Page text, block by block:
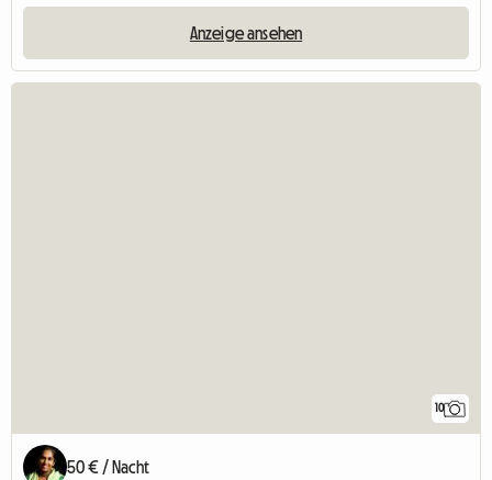
Anzeige ansehen
10
50 € / Nacht